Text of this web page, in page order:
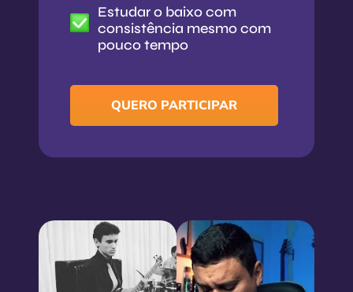
Estudar o baixo com
consistência mesmo com
pouco tempo
QUERO PARTICIPAR